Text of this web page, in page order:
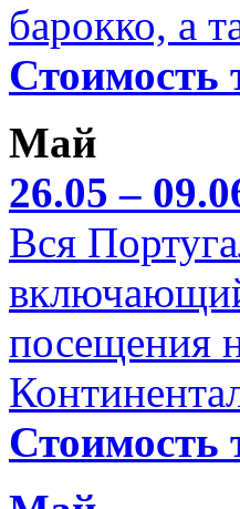
барокко, а
Стоимость
Май
26.05 –
Вся
посещения
Стоимость